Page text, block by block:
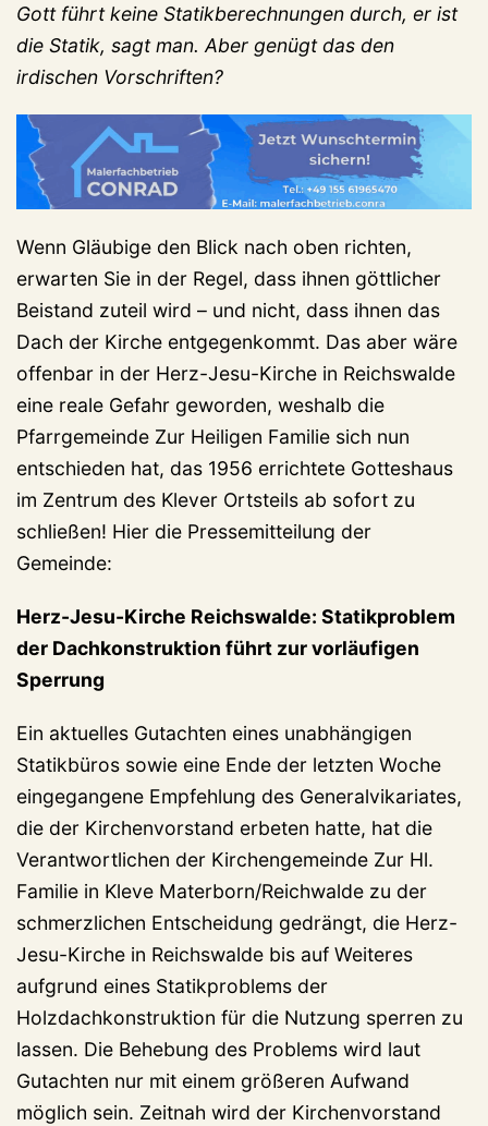
Gott führt keine Statikberechnungen durch, er ist
die Statik, sagt man. Aber genügt das den
irdischen Vorschriften?
Wenn Gläubige den Blick nach oben richten,
erwarten Sie in der Regel, dass ihnen göttlicher
Beistand zuteil wird – und nicht, dass ihnen das
Dach der Kirche entgegenkommt. Das aber wäre
offenbar in der Herz-Jesu-Kirche in Reichswalde
eine reale Gefahr geworden, weshalb die
Pfarrgemeinde Zur Heiligen Familie sich nun
entschieden hat, das 1956 errichtete Gotteshaus
im Zentrum des Klever Ortsteils ab sofort zu
schließen! Hier die Pressemitteilung der
Gemeinde:
Herz-Jesu-Kirche Reichswalde: Statikproblem
der Dachkonstruktion führt zur vorläufigen
Sperrung
Ein aktuelles Gutachten eines unabhängigen
Statikbüros sowie eine Ende der letzten Woche
eingegangene Empfehlung des Generalvikariates,
die der Kirchenvorstand erbeten hatte, hat die
Verantwortlichen der Kirchengemeinde Zur Hl.
Familie in Kleve Materborn/Reichwalde zu der
schmerzlichen Entscheidung gedrängt, die Herz-
Jesu-Kirche in Reichswalde bis auf Weiteres
aufgrund eines Statikproblems der
Holzdachkonstruktion für die Nutzung sperren zu
lassen. Die Behebung des Problems wird laut
Gutachten nur mit einem größeren Aufwand
möglich sein. Zeitnah wird der Kirchenvorstand